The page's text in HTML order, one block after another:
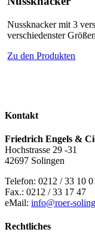
Nussknacker mit 3
verschiedenster
Zu den Produkten
Kontakt
Friedrich Engels &
Hochstrasse 29 -31
42697 Solingen
Telefon: 0212 / 33 10
Fax.: 0212 / 33 17 47
eMail: info@roer-
Rechtliches